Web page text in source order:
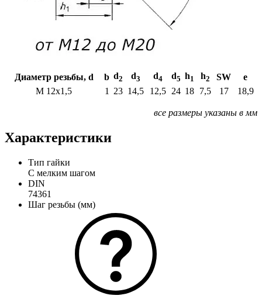
Диаметр резьбы, d b d2 d3 d4 d5 h1 h2 SW
e
M 12x1,5
1 23 14,5 12,5 24 18 7,5 17 18,9
все размеры указаны в мм
Характеристики
Тип гайки
С мелким шагом
DIN
74361
Шаг резьбы (мм)